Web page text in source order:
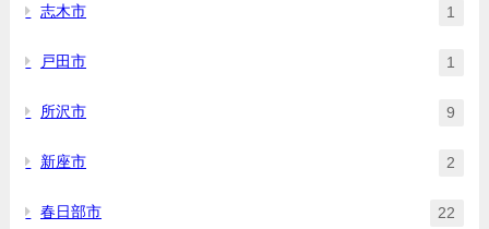
志木市 1
戸田市 1
所沢市 9
新座市 2
春日部市 22